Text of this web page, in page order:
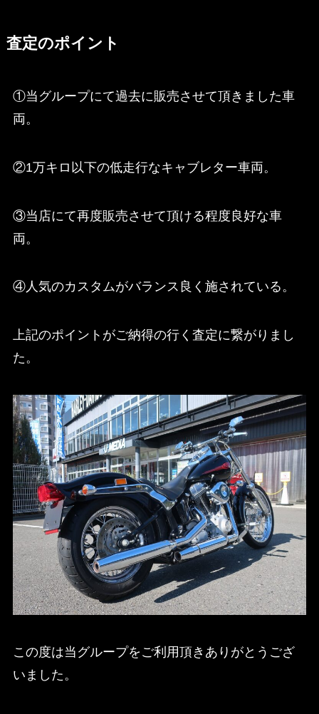
査定のポイント
①当グループにて過去に販売させて頂きました車
両。
②1万キロ以下の低走行なキャブレター車両。
③当店にて再度販売させて頂ける程度良好な車
両。
④人気のカスタムがバランス良く施されている。
上記のポイントがご納得の行く査定に繋がりまし
た。
この度は当グループをご利用頂きありがとうござ
いました。